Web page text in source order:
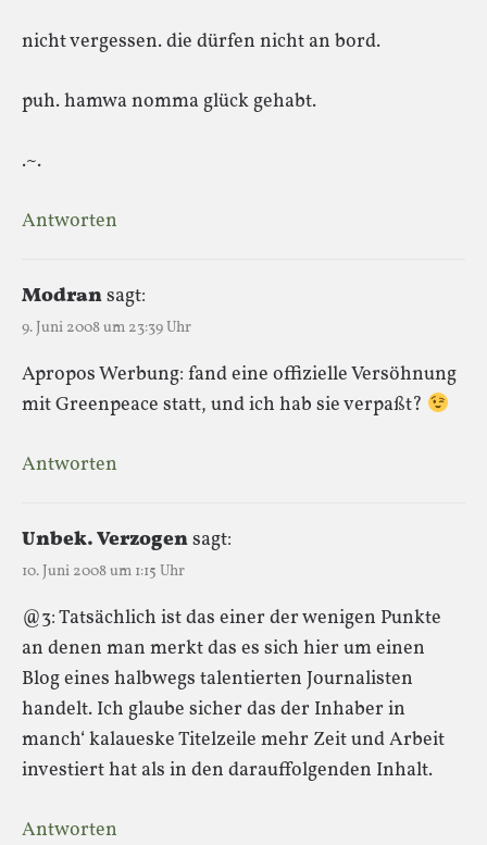
nicht vergessen. die dürfen nicht an bord.
puh. hamwa nomma glück gehabt.
.~.
Antworten
Modransagt:
9. Juni 2008 um 23:39 Uhr
Apropos Werbung: fand eine offizielle Versöhnung
mit Greenpeace statt, und ich hab sie verpaßt?
Antworten
Unbek. Verzogensagt:
10. Juni 2008 um 1:15 Uhr
@3: Tatsächlich ist das einer der wenigen Punkte
an denen man merkt das es sich hier um einen
Blog eines halbwegs talentierten Journalisten
handelt. Ich glaube sicher das der Inhaber in
manch‘ kalaueske Titelzeile mehr Zeit und Arbeit
investiert hat als in den darauffolgenden Inhalt.
Antworten